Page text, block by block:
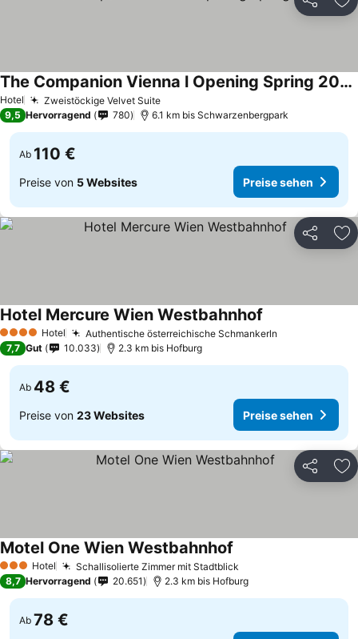
Teilen
Hotel Zweistöckige Velvet Suite
The Companion Vienna l Opening Spring 2026
9,5 Hervorragend 780 6.1 km bis Schwarzenbergpark
Ab 110 €
Preise von 5 Websites Preise sehen
Teilen
4 Sterne Hotel Authentische österreichische Schmankerln
Hotel Mercure Wien Westbahnhof
7,7 Gut 10.033 2.3 km bis Hofburg
Ab 48 €
Preise von 23 Websites Preise sehen
Teilen
3 SterneHotel Schallisolierte Zimmer mit Stadtblick
Motel One Wien Westbahnhof
8,7 Hervorragend 20.651 2.3 km bis Hofburg
Ab 78 €